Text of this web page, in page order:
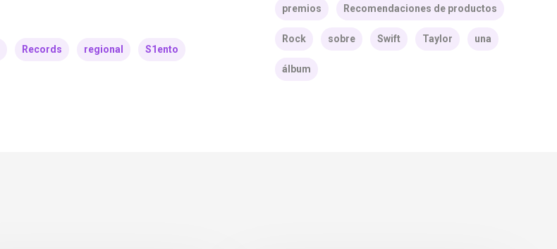
Records regional S1ento
premios Recomendaciones de productos
Rock sobre Swift Taylor una
álbum